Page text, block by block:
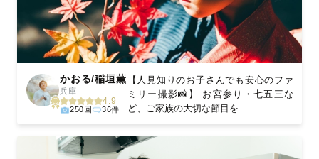
かおる/稲垣薫
兵庫
4.9
250回 36件
【人見知りのお子さんでも安心のファ
ミリー撮影📸】 お宮参り・七五三な
ど、ご家族の大切な節目を...